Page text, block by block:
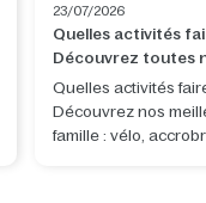
23/07/2026
Quelles activités
Découvrez toutes
Quelles activités
Découvrez nos
famille : vélo,